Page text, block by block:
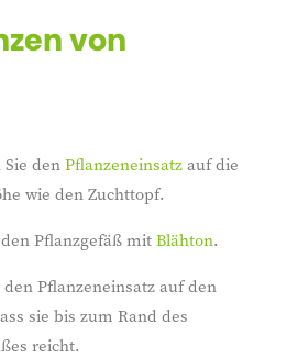
von
Sie denPflanzeneinsatzauf die
wie den Zuchttopf.
Pflanzgefäß mitBlähton.
den Pflanzeneinsatz auf den
sie bis zum Rand des
reicht.